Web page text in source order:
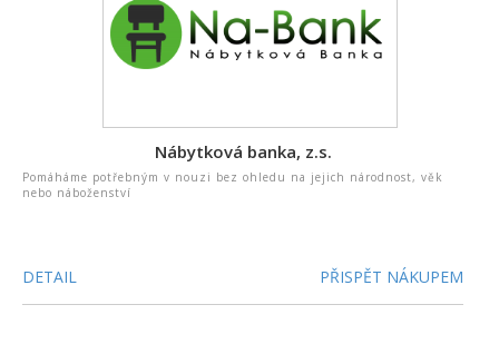
Nábytková banka, z.s.
Pomáháme potřebným v nouzi bez ohledu na jejich národnost, věk
nebo náboženství
DETAIL PŘISPĚT NÁKUPEM